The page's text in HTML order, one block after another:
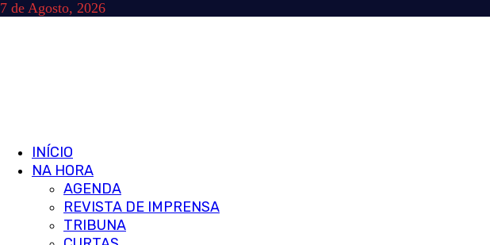
Skip
7 de Agosto, 2026
Primary
Menu
INÍCIO
NA HORA
AGENDA
REVISTA DE IMPRENSA
TRIBUNA